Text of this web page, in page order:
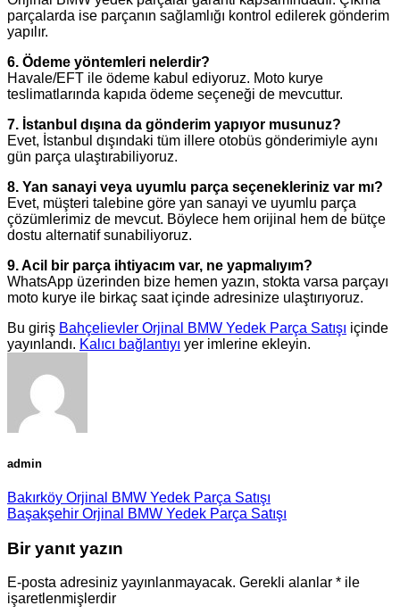
parçalarda ise parçanın sağlamlığı kontrol edilerek gönderim
yapılır.
6. Ödeme yöntemleri nelerdir?
Havale/EFT ile ödeme kabul ediyoruz. Moto kurye
teslimatlarında kapıda ödeme seçeneği de mevcuttur.
7. İstanbul dışına da gönderim yapıyor musunuz?
Evet, İstanbul dışındaki tüm illere otobüs gönderimiyle aynı
gün parça ulaştırabiliyoruz.
8. Yan sanayi veya uyumlu parça seçenekleriniz var mı?
Evet, müşteri talebine göre yan sanayi ve uyumlu parça
çözümlerimiz de mevcut. Böylece hem orijinal hem de bütçe
dostu alternatif sunabiliyoruz.
9. Acil bir parça ihtiyacım var, ne yapmalıyım?
WhatsApp üzerinden bize hemen yazın, stokta varsa parçayı
moto kurye ile birkaç saat içinde adresinize ulaştırıyoruz.
Bu giriş Bahçelievler Orjinal BMW Yedek Parça Satışı içinde
yayınlandı. Kalıcı bağlantıyı yer imlerine ekleyin.
admin
Bakırköy Orjinal BMW Yedek Parça Satışı
Başakşehir Orjinal BMW Yedek Parça Satışı
Bir yanıt yazın
E-posta adresiniz yayınlanmayacak. Gerekli alanlar * ile
işaretlenmişlerdir